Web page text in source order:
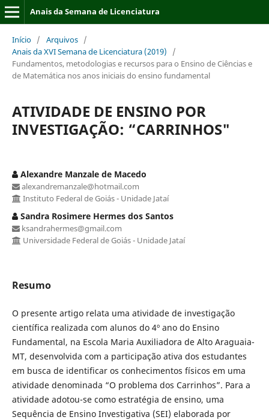
Anais da Semana de Licenciatura
Início / Arquivos /
Anais da XVI Semana de Licenciatura (2019)
/
Fundamentos, metodologias e recursos para o Ensino de Ciências e
de Matemática nos anos iniciais do ensino fundamental
ATIVIDADE DE ENSINO POR
INVESTIGAÇÃO: “CARRINHOS"
Alexandre Manzale de Macedo
alexandremanzale@hotmail.com
Instituto Federal de Goiás - Unidade Jataí
Sandra Rosimere Hermes dos Santos
ksandrahermes@gmail.com
Universidade Federal de Goiás - Unidade Jataí
Resumo
O presente artigo relata uma atividade de investigação
científica realizada com alunos do 4º ano do Ensino
Fundamental, na Escola Maria Auxiliadora de Alto Araguaia-
MT, desenvolvida com a participação ativa dos estudantes
em busca de identificar os conhecimentos físicos em uma
atividade denominada “O problema dos Carrinhos”. Para a
atividade adotou-se como estratégia de ensino, uma
Sequência de Ensino Investigativa (SEI) elaborada por